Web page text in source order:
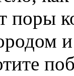
поры